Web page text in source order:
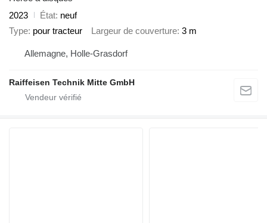
2023
État neuf
Type pour tracteur Largeur de couverture 3 m
Allemagne, Holle-Grasdorf
Raiffeisen Technik Mitte GmbH